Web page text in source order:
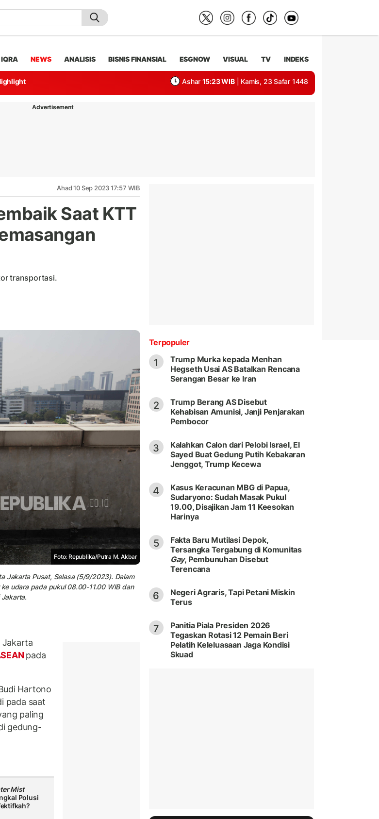
IQRA NEWS ANALISIS BISNIS FINANSIAL ESGNOW VISUAL TV INDEKS
Ashar 15:23 WIB | Kamis, 23 Safar 1448
Advertisement
Ahad 10 Sep 2023 17:57 WIB
Saat KTT
transportasi.
Foto: Republika/Putra M. Akbar
Jakarta Pusat, Selasa (5/9/2023). Dalam
udara pada pukul 08.00-11.00 WIB dan
Jakarta
pada
Hartono
pada saat
paling
gedung-
Mist
Polusi
Terpopuler
1
Trump Murka kepada Menhan
Hegseth Usai AS Batalkan Rencana
Serangan Besar ke Iran
2
Trump Berang AS Disebut
Kehabisan Amunisi, Janji Penjarakan
Pembocor
3
Kalahkan Calon dari Pelobi Israel, El
Sayed Buat Gedung Putih Kebakaran
Jenggot, Trump Kecewa
4
Kasus Keracunan MBG di Papua,
Sudaryono: Sudah Masak Pukul
19.00, Disajikan Jam 11 Keesokan
Harinya
5
Fakta Baru Mutilasi Depok,
Tersangka Tergabung di Komunitas
Gay, Pembunuhan Disebut
Terencana
6
Negeri Agraris, Tapi Petani Miskin
Terus
7
Panitia Piala Presiden 2026
Tegaskan Rotasi 12 Pemain Beri
Pelatih Keleluasaan Jaga Kondisi
Skuad